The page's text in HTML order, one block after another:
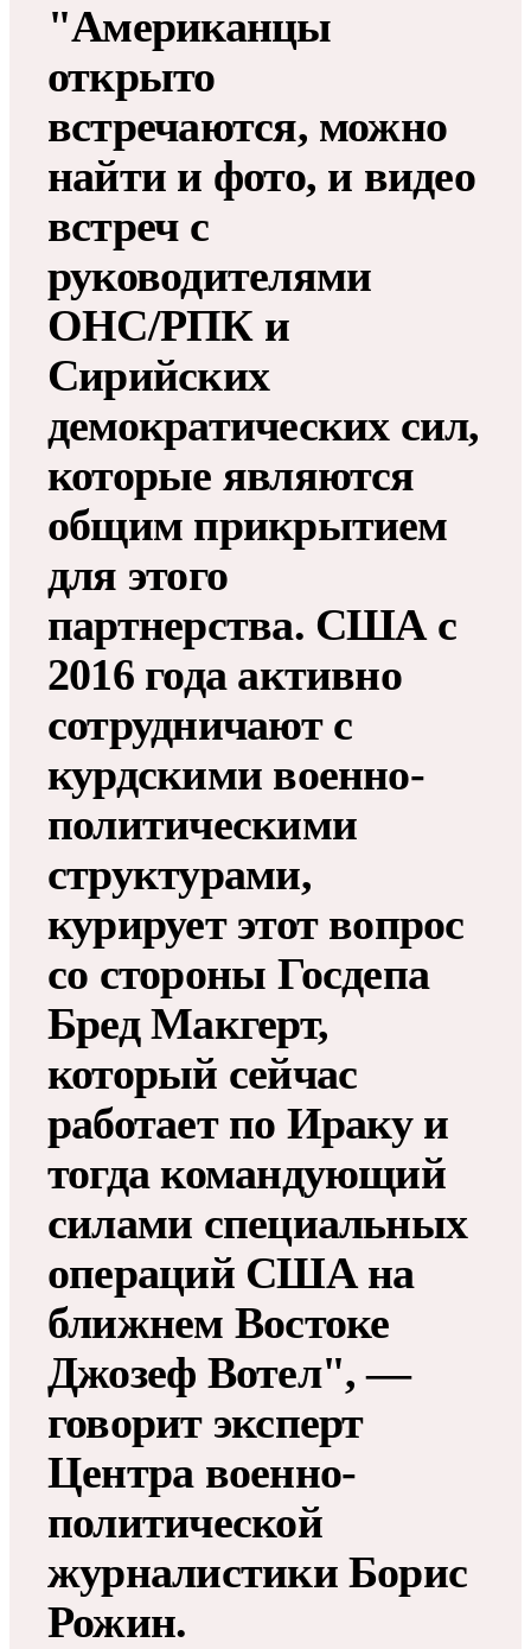
"Американцы
открыто
встречаются, можно
найти и фото, и видео
встреч с
руководителями
ОНС/РПК и
Сирийских
демократических сил,
которые являются
общим прикрытием
для этого
партнерства. США с
2016 года активно
сотрудничают с
курдскими военно-
политическими
структурами,
курирует этот вопрос
со стороны Госдепа
Бред Макгерт,
который сейчас
работает по Ираку и
тогда командующий
силами специальных
операций США на
ближнем Востоке
Джозеф Вотел", —
говорит эксперт
Центра военно-
политической
журналистики Борис
Рожин.